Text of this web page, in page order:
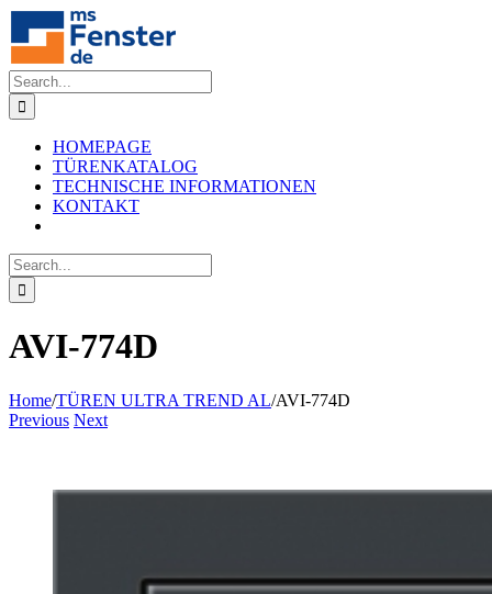
Skip
Search
for:
HOMEPAGE
TÜRENKATALOG
TECHNISCHE INFORMATIONEN
KONTAKT
Search
for:
AVI-774D
Home/TÜREN ULTRA TREND AL/AVI-774D
Previous Next
Larger